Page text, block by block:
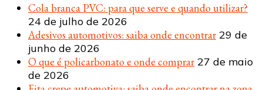
Cola branca PVC: para que serve e quando utilizar?
24 de julho de 2026
Adesivos automotivos: saiba onde encontrar 29 de
junho de 2026
O que é policarbonato e onde comprar 27 de maio
de 2026